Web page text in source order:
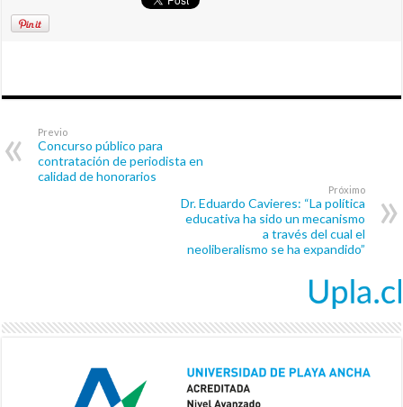
Previo
Concurso público para
contratación de periodista en
calidad de honorarios
Próximo
Dr. Eduardo Cavieres: “La política
educativa ha sido un mecanismo
a través del cual el
neoliberalismo se ha expandido”